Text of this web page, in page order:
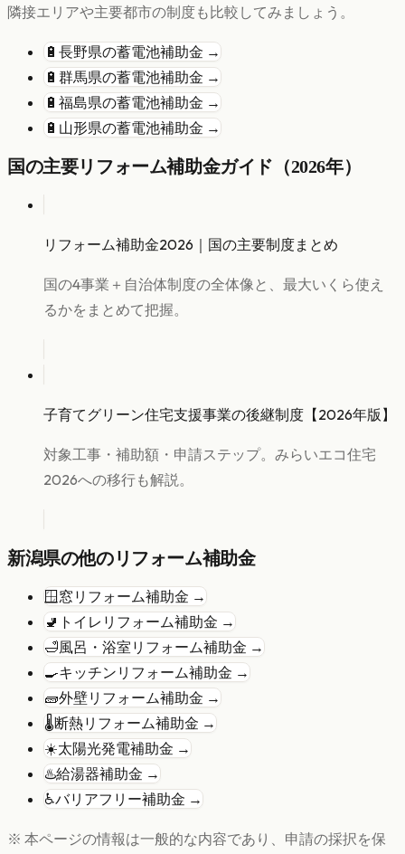
隣接エリアや主要都市の制度も比較してみましょう。
🔋 長野県の蓄電池補助金 →
🔋 群馬県の蓄電池補助金 →
🔋 福島県の蓄電池補助金 →
🔋 山形県の蓄電池補助金 →
国の主要リフォーム補助金ガイド（2026年）
リフォーム補助金2026｜国の主要制度まとめ
国の4事業＋自治体制度の全体像と、最大いくら使え
るかをまとめて把握。
子育てグリーン住宅支援事業の後継制度【2026年版】
対象工事・補助額・申請ステップ。みらいエコ住宅
2026への移行も解説。
新潟県の他のリフォーム補助金
🪟 窓リフォーム補助金 →
🚽 トイレリフォーム補助金 →
🛁風呂・浴室リフォーム補助金 →
🍳キッチンリフォーム補助金 →
🧱外壁リフォーム補助金 →
🌡️断熱リフォーム補助金 →
☀️太陽光発電補助金 →
♨️給湯器補助金 →
♿バリアフリー補助金 →
※ 本ページの情報は一般的な内容であり、申請の採択を保